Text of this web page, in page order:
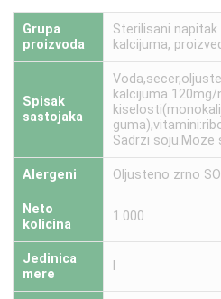
Grupa
proizvoda
Sterilisani
kalcijuma,
Spisak
sastojaka
kalcijuma
Sadrzi soju.Moze
Alergeni Oljusteno zrno
Neto
kolicina
1.000
Jedinica
mere